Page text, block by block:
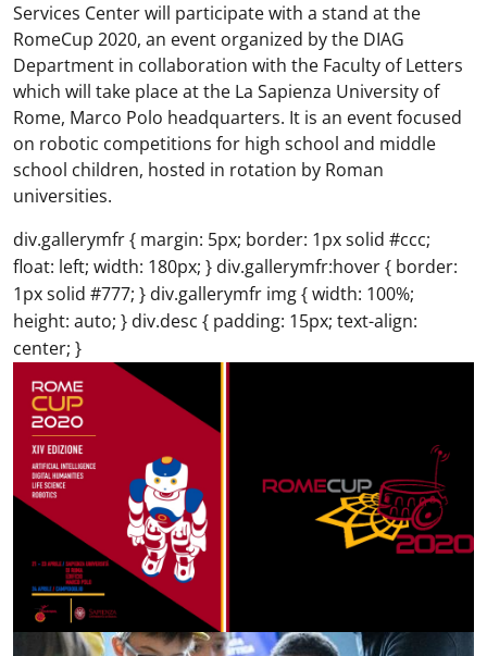
Services Center will participate with a stand at the
RomeCup 2020, an event organized by the DIAG
Department in collaboration with the Faculty of Letters
which will take place at the La Sapienza University of
Rome, Marco Polo headquarters. It is an event focused
on robotic competitions for high school and middle
school children, hosted in rotation by Roman
universities.
div.gallerymfr { margin: 5px; border: 1px solid #ccc;
float: left; width: 180px; } div.gallerymfr:hover { border:
1px solid #777; } div.gallerymfr img { width: 100%;
height: auto; } div.desc { padding: 15px; text-align:
center; }